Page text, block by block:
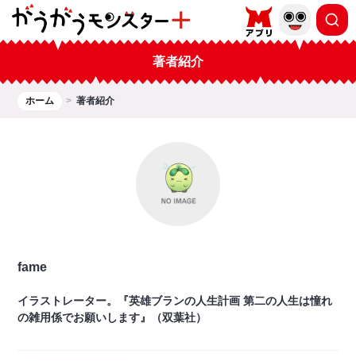
著者紹介
ホーム 著者紹介
fame
イラストレーター。『英雄ブランの人生計画 第二の人生は憧れ
の雑用係でお願いします』（双葉社）